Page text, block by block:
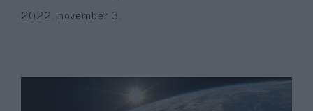
2022. november 3.